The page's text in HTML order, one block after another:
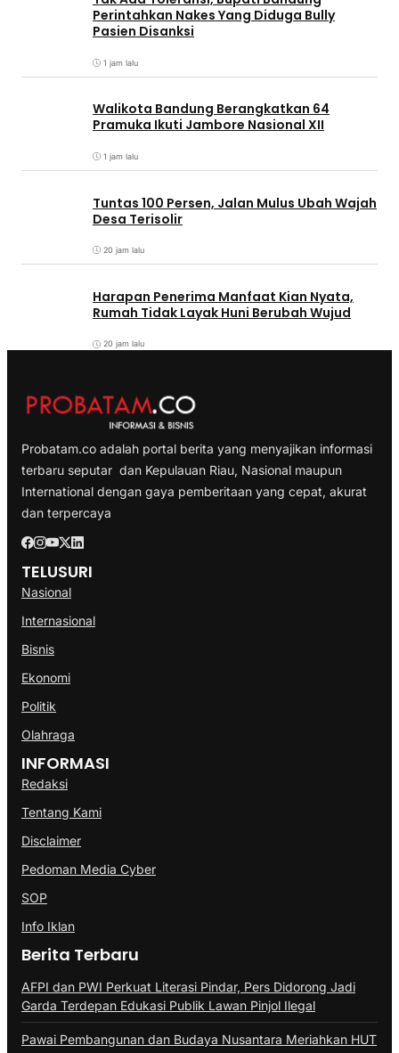
Perintahkan Nakes Yang Diduga Bully
Pasien Disanksi
1 jam lalu
Walikota Bandung Berangkatkan 64
Pramuka Ikuti Jambore Nasional XII
1 jam lalu
Tuntas 100 Persen, Jalan Mulus Ubah Wajah
Desa Terisolir
20 jam lalu
Harapan Penerima Manfaat Kian Nyata,
Rumah Tidak Layak Huni Berubah Wujud
20 jam lalu
Probatam.co adalah portal berita yang menyajikan informasi
terbaru seputar dan Kepulauan Riau, Nasional maupun
International dengan gaya pemberitaan yang cepat, akurat
dan terpercaya
TELUSURI
Nasional
Internasional
Bisnis
Ekonomi
Politik
Olahraga
INFORMASI
Redaksi
Tentang Kami
Disclaimer
Pedoman Media Cyber
SOP
Info Iklan
Berita Terbaru
AFPI dan PWI Perkuat Literasi Pindar, Pers Didorong Jadi
Garda Terdepan Edukasi Publik Lawan Pinjol Ilegal
Pawai Pembangunan dan Budaya Nusantara Meriahkan HUT